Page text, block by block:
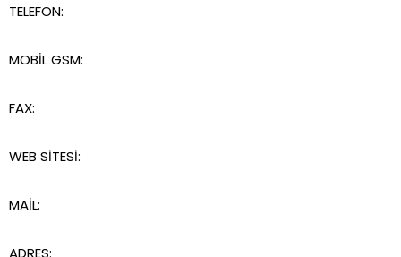
TELEFON:
MOBİL GSM:
FAX:
WEB SİTESİ:
MAİL:
ADRES: